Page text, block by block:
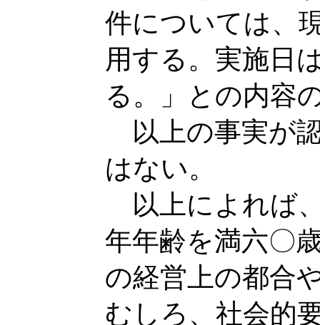
件については、
用する。実施日
る。」との内容
以上の事実が
はない。
以上によれば
年年齢を満六〇
の経営上の都合
むしろ、社会的